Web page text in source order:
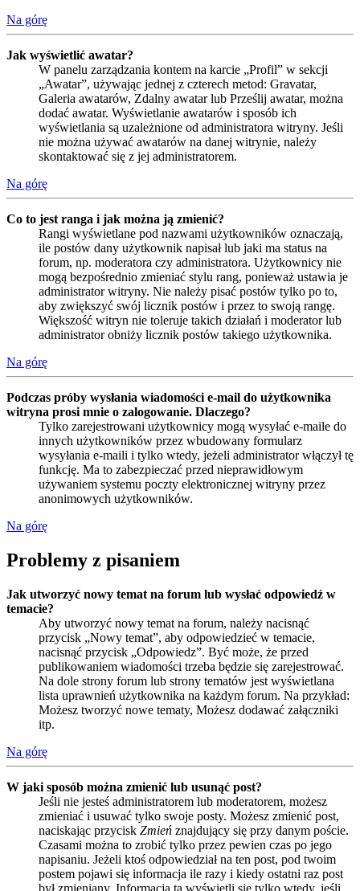
Na górę
Jak wyświetlić awatar?
W panelu zarządzania kontem na karcie „Profil” w sekcji
„Awatar”, używając jednej z czterech metod: Gravatar,
Galeria awatarów, Zdalny awatar lub Prześlij awatar, można
dodać awatar. Wyświetlanie awatarów i sposób ich
wyświetlania są uzależnione od administratora witryny. Jeśli
nie można używać awatarów na danej witrynie, należy
skontaktować się z jej administratorem.
Na górę
Co to jest ranga i jak można ją zmienić?
Rangi wyświetlane pod nazwami użytkowników oznaczają,
ile postów dany użytkownik napisał lub jaki ma status na
forum, np. moderatora czy administratora. Użytkownicy nie
mogą bezpośrednio zmieniać stylu rang, ponieważ ustawia je
administrator witryny. Nie należy pisać postów tylko po to,
aby zwiększyć swój licznik postów i przez to swoją rangę.
Większość witryn nie toleruje takich działań i moderator lub
administrator obniży licznik postów takiego użytkownika.
Na górę
Podczas próby wysłania wiadomości e-mail do użytkownika
witryna prosi mnie o zalogowanie. Dlaczego?
Tylko zarejestrowani użytkownicy mogą wysyłać e-maile do
innych użytkowników przez wbudowany formularz
wysyłania e-maili i tylko wtedy, jeżeli administrator włączył tę
funkcję. Ma to zabezpieczać przed nieprawidłowym
używaniem systemu poczty elektronicznej witryny przez
anonimowych użytkowników.
Na górę
Problemy z pisaniem
Jak utworzyć nowy temat na forum lub wysłać odpowiedź w
temacie?
Aby utworzyć nowy temat na forum, należy nacisnąć
przycisk „Nowy temat”, aby odpowiedzieć w temacie,
nacisnąć przycisk „Odpowiedz”. Być może, że przed
publikowaniem wiadomości trzeba będzie się zarejestrować.
Na dole strony forum lub strony tematów jest wyświetlana
lista uprawnień użytkownika na każdym forum. Na przykład:
Możesz tworzyć nowe tematy, Możesz dodawać załączniki
itp.
Na górę
W jaki sposób można zmienić lub usunąć post?
Jeśli nie jesteś administratorem lub moderatorem, możesz
zmieniać i usuwać tylko swoje posty. Możesz zmienić post,
naciskając przycisk Zmień znajdujący się przy danym poście.
Czasami można to zrobić tylko przez pewien czas po jego
napisaniu. Jeżeli ktoś odpowiedział na ten post, pod twoim
postem pojawi się informacja ile razy i kiedy ostatni raz post
był zmieniany. Informacja ta wyświetli się tylko wtedy, jeśli